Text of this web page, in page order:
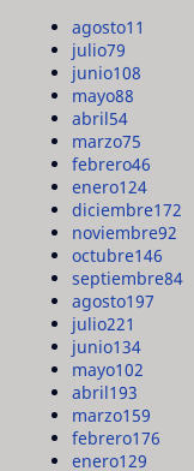
agosto11
julio79
junio108
mayo88
abril54
marzo75
febrero46
enero124
diciembre172
noviembre92
octubre146
septiembre84
agosto197
julio221
junio134
mayo102
abril193
marzo159
febrero176
enero129